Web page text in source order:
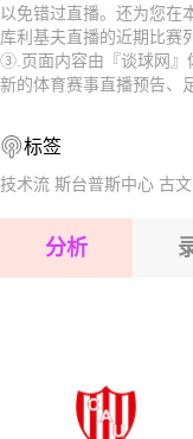
2026-08-15
2026-08-14
2026-08-15
2026-08-15
2026-08-15
以免错过直播。还为您在
库利基夫直播的近期比赛
③.页面内容由『谈球网』
新的体育赛事直播预告、
标签
技术流 斯台普斯中心 古文
分析